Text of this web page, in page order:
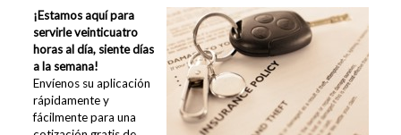
¡Estamos aquí para
servirle veinticuatro
horas al día, siente días
a la semana!
Envíenos su aplicación
rápidamente y
fácilmente para una